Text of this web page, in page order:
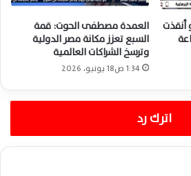
أنقذت
العمدة مصطفى الحوت: قمة
السبع تعزز مكانة مصر الدولية
وترسخ الشراكات العالمية
1:34 ص18 يونيو، 2026
اترك رد